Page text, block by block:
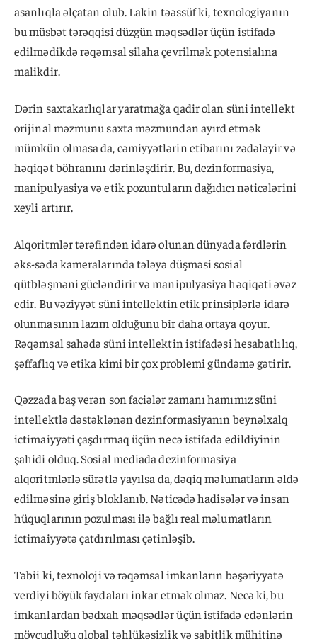
asanlıqla əlçatan olub. Lakin təəssüf ki, texnologiyanın
bu müsbət tərəqqisi düzgün məqsədlər üçün istifadə
edilmədikdə rəqəmsal silaha çevrilmək potensialına
malikdir.
Dərin saxtakarlıqlar yaratmağa qadir olan süni intellekt
orijinal məzmunu saxta məzmundan ayırd etmək
mümkün olmasa da, cəmiyyətlərin etibarını zədələyir və
həqiqət böhranını dərinləşdirir. Bu, dezinformasiya,
manipulyasiya və etik pozuntuların dağıdıcı nəticələrini
xeyli artırır.
Alqoritmlər tərəfindən idarə olunan dünyada fərdlərin
əks-səda kameralarında tələyə düşməsi sosial
qütbləşməni gücləndirir və manipulyasiya həqiqəti əvəz
edir. Bu vəziyyət süni intellektin etik prinsiplərlə idarə
olunmasının lazım olduğunu bir daha ortaya qoyur.
Rəqəmsal sahədə süni intellektin istifadəsi hesabatlılıq,
şəffaflıq və etika kimi bir çox problemi gündəmə gətirir.
Qəzzada baş verən son faciələr zamanı hamımız süni
intellektlə dəstəklənən dezinformasiyanın beynəlxalq
ictimaiyyəti çaşdırmaq üçün necə istifadə edildiyinin
şahidi olduq. Sosial mediada dezinformasiya
alqoritmlərlə sürətlə yayılsa da, dəqiq məlumatların əldə
edilməsinə giriş bloklanıb. Nəticədə hadisələr və insan
hüquqlarının pozulması ilə bağlı real məlumatların
ictimaiyyətə çatdırılması çətinləşib.
Təbii ki, texnoloji və rəqəmsal imkanların bəşəriyyətə
verdiyi böyük faydaları inkar etmək olmaz. Necə ki, bu
imkanlardan bədxah məqsədlər üçün istifadə edənlərin
mövcudluğu qlobal təhlükəsizlik və sabitlik mühitinə